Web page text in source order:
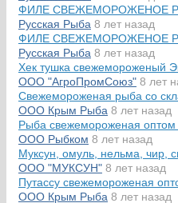
ФИЛЕ СВЕЖЕМОРОЖЕНОЕ
Русская Рыба 8 лет назад
ФИЛЕ СВЕЖЕМОРОЖЕНОЕ
Русская Рыба 8 лет назад
Хек тушка свежемороженый
ООО "АгроПромСоюз" 8 лет
Свежемороженая рыба со
ООО Крым Рыба 8 лет назад
Рыба свежемороженая оптом
ООО Рыбком 8 лет назад
Муксун, омуль, нельма, чир,
ООО "МУКСУН" 8 лет назад
Путассу свежемороженая
ООО Крым Рыба 8 лет назад